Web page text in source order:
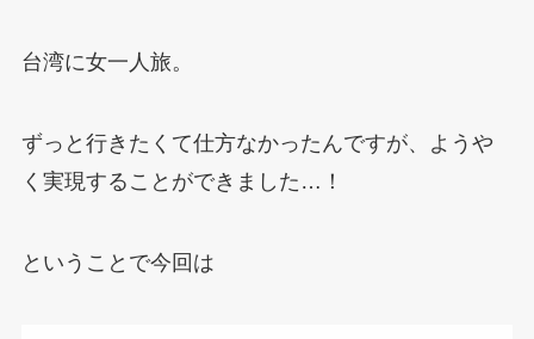
台湾に女一人旅。
ずっと行きたくて仕方なかったんですが、ようや
く実現することができました…！
ということで今回は